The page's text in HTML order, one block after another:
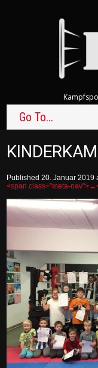
Go To...
Published 20. Januar 2019
<span class="meta-